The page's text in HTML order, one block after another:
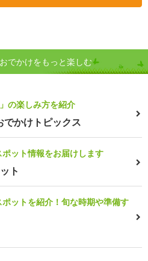
でかけをもっと楽しむ
の楽しみ方を紹介
かけトピックス
ット情報をお届けします
ト
ットを紹介！旬な時期や準備す